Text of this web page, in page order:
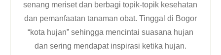
senang meriset dan berbagi topik-topik kesehatan
dan pemanfaatan tanaman obat. Tinggal di Bogor
“kota hujan” sehingga mencintai suasana hujan
dan sering mendapat inspirasi ketika hujan.